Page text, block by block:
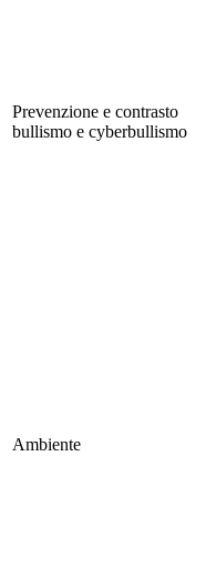
Prevenzione e contrasto
bullismo e cyberbullismo
Ambiente